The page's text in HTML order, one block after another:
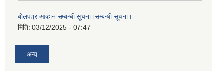
बोलपत्र आव्हान सम्बन्धी सूचना।सम्बन्धी सूचना।
मिति: 03/12/2025 - 07:47
अन्य